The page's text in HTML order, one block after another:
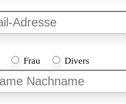
Frau Divers